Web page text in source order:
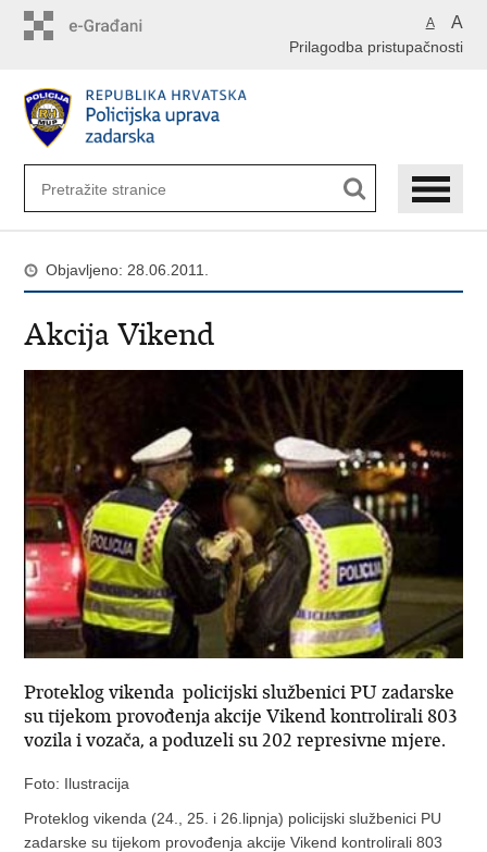
A A
Prilagodba pristupačnosti
Objavljeno: 28.06.2011.
Akcija Vikend
Proteklog vikenda policijski službenici PU zadarske
su tijekom provođenja akcije Vikend kontrolirali 803
vozila i vozača, a poduzeli su 202 represivne mjere.
Foto: Ilustracija
Proteklog vikenda (24., 25. i 26.lipnja) policijski službenici PU
zadarske su tijekom provođenja akcije Vikend kontrolirali 803